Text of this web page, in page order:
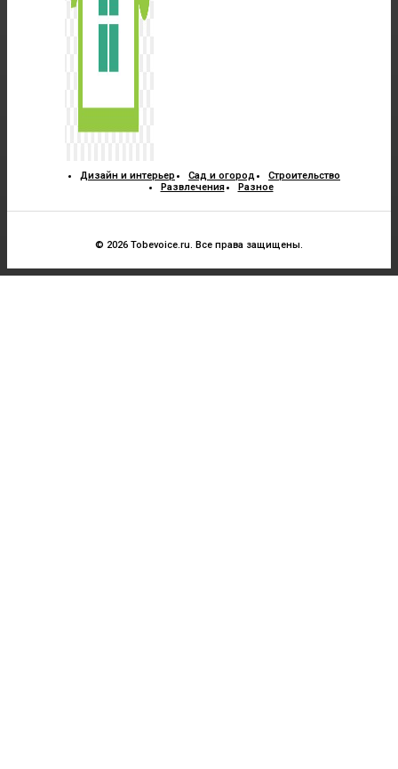
Дизайн и интерьер Сад и огород
Строительство
Развлечения
Разное
© 2026 Tobevoice.ru. Все права защищены.